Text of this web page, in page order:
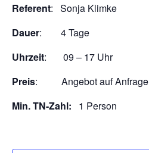
Referent: Sonja Klimke
Dauer: 4 Tage
Uhrzeit: 09 – 17 Uhr
Preis: Angebot auf Anfrage
Min. TN-Zahl:
1 Person